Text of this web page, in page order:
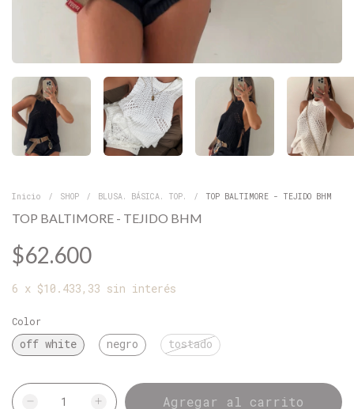
Inicio / SHOP / BLUSA. BÁSICA. TOP. / TOP BALTIMORE - TEJIDO BHM
TOP BALTIMORE - TEJIDO BHM
$62.600
6 x $10.433,33 sin interés
Color
off white negro tostado